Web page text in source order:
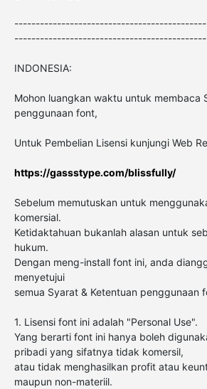
INDONESIA:
Mohon luangkan waktu untuk membaca
penggunaan font,
Untuk Pembelian Lisensi kunjungi Web
https://gassstype.com/blissfully/
Sebelum memutuskan untuk
komersial.
Ketidaktahuan bukanlah alasan untuk
hukum.
Dengan meng-install font ini, anda
menyetujui
semua Syarat & Ketentuan penggunaan
1. Lisensi font ini adalah "Personal Use".
Yang berarti font ini hanya boleh
pribadi yang sifatnya tidak komersil,
atau tidak menghasilkan profit atau
maupun non-materiil.